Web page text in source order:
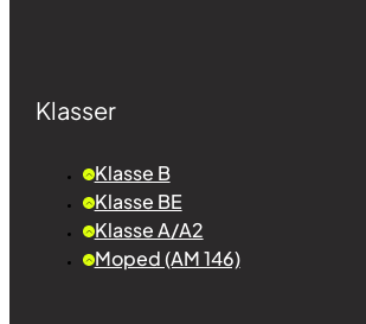
Klasser
Klasse B
Klasse BE
Klasse A/A2
Moped (AM 146)